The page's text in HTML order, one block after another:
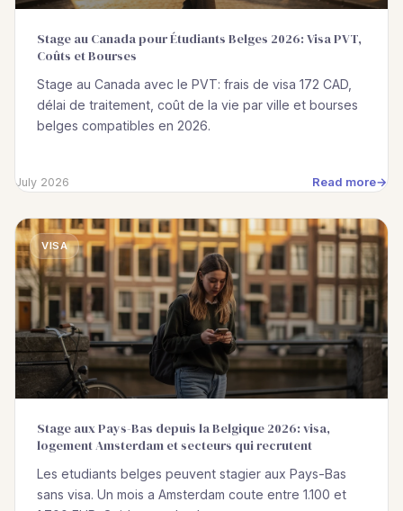
Stage au Canada pour Étudiants Belges 2026: Visa PVT,
Coûts et Bourses
Stage au Canada avec le PVT: frais de visa 172 CAD,
délai de traitement, coût de la vie par ville et bourses
belges compatibles en 2026.
July 2026 Read more
VISA
Stage aux Pays-Bas depuis la Belgique 2026: visa,
logement Amsterdam et secteurs qui recrutent
Les etudiants belges peuvent stagier aux Pays-Bas
sans visa. Un mois a Amsterdam coute entre 1.100 et